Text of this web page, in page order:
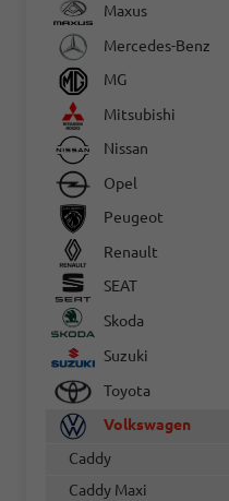
Maxus
Mercedes-Benz
MG
Mitsubishi
Nissan
Opel
Peugeot
Renault
SEAT
Skoda
Suzuki
Toyota
Volkswagen
Caddy
Caddy Maxi